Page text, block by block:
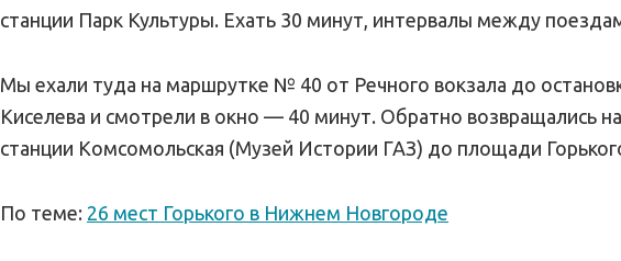
станции Парк Культуры. Ехать 30 минут, интервалы между
Мы ехали туда на маршрутке № 40 от Речного вокзала до
Киселева и смотрели в окно — 40 минут. Обратно возвращались
станции Комсомольская (Музей Истории ГАЗ) до площади
По теме: 26 мест Горького в Нижнем Новгороде